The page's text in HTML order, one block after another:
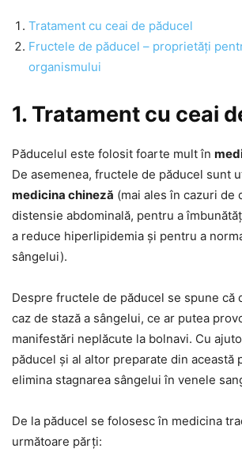
Tratament cu ceai de păducel
Fructele de păducel – proprietăți
organismului
1. Tratament cu ceai
Păducelul este folosit foarte mult în
De asemenea, fructele de păducel sunt
medicina chineză (mai ales în cazuri de
distensie abdominală, pentru a
a reduce hiperlipidemia și pentru a
sângelui).
Despre fructele de păducel se spune că
caz de stază a sângelui, ce ar putea
manifestări neplăcute la bolnavi. Cu
păducel și al altor preparate din această
elimina stagnarea sângelui în venele
De la păducel se folosesc în medicina
următoare părți: